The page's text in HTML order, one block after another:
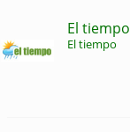
El tiempo
El tiempo